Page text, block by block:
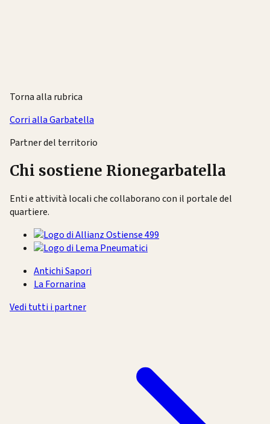
Torna alla rubrica
Corri alla Garbatella
Partner del territorio
Chi sostiene Rionegarbatella
Enti e attività locali che collaborano con il portale del
quartiere.
Antichi Sapori
La Fornarina
Vedi tutti i partner